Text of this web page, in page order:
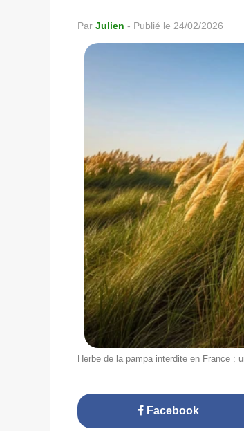
Par Julien - Publié le 24/02/2026
Herbe de la pampa interdite en France :
Facebook